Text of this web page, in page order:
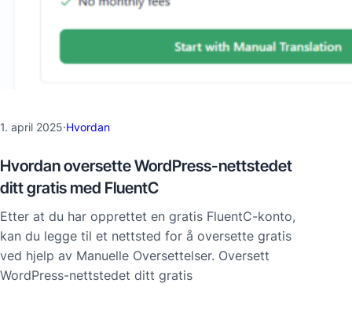
1. april 2025·Hvordan
Hvordan oversette WordPress-nettstedet
ditt gratis med FluentC
Etter at du har opprettet en gratis FluentC-konto,
kan du legge til et nettsted for å oversette gratis
ved hjelp av Manuelle Oversettelser. Oversett
WordPress-nettstedet ditt gratis